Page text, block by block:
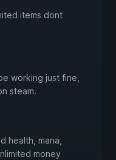
items dont
working just fine,
steam.
health, mana,
money